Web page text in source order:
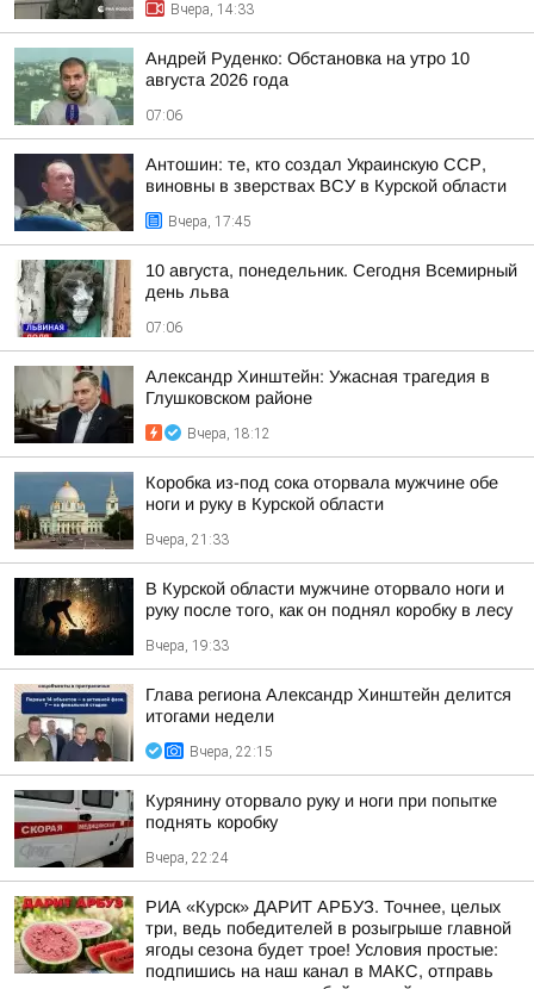
Вчера, 14:33
Андрей Руденко: Обстановка на утро 10
августа 2026 года
07:06
Антошин: те, кто создал Украинскую ССР,
виновны в зверствах ВСУ в Курской области
Вчера, 17:45
10 августа, понедельник. Сегодня Всемирный
день льва
07:06
Александр Хинштейн: Ужасная трагедия в
Глушковском районе
Вчера, 18:12
Коробка из-под сока оторвала мужчине обе
ноги и руку в Курской области
Вчера, 21:33
В Курской области мужчине оторвало ноги и
руку после того, как он поднял коробку в лесу
Вчера, 19:33
Глава региона Александр Хинштейн делится
итогами недели
Вчера, 22:15
Курянину оторвало руку и ноги при попытке
поднять коробку
Вчера, 22:24
РИА «Курск» ДАРИТ АРБУЗ. Точнее, целых
три, ведь победителей в розыгрыше главной
ягоды сезона будет трое! Условия простые:
подпишись на наш канал в МАКС, отправь